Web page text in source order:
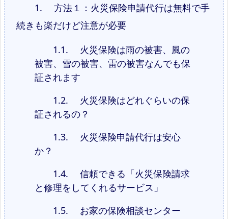
1.
方法１：火災保険申請代行は無料で手
続きも楽だけど注意が必要
1.1.
火災保険は雨の被害、風の
被害、雪の被害、雷の被害なんでも保
証されます
1.2.
火災保険はどれぐらいの保
証されるの？
1.3.
火災保険申請代行は安心
か？
1.4.
信頼できる「火災保険請求
と修理をしてくれるサービス」
1.5.
お家の保険相談センター